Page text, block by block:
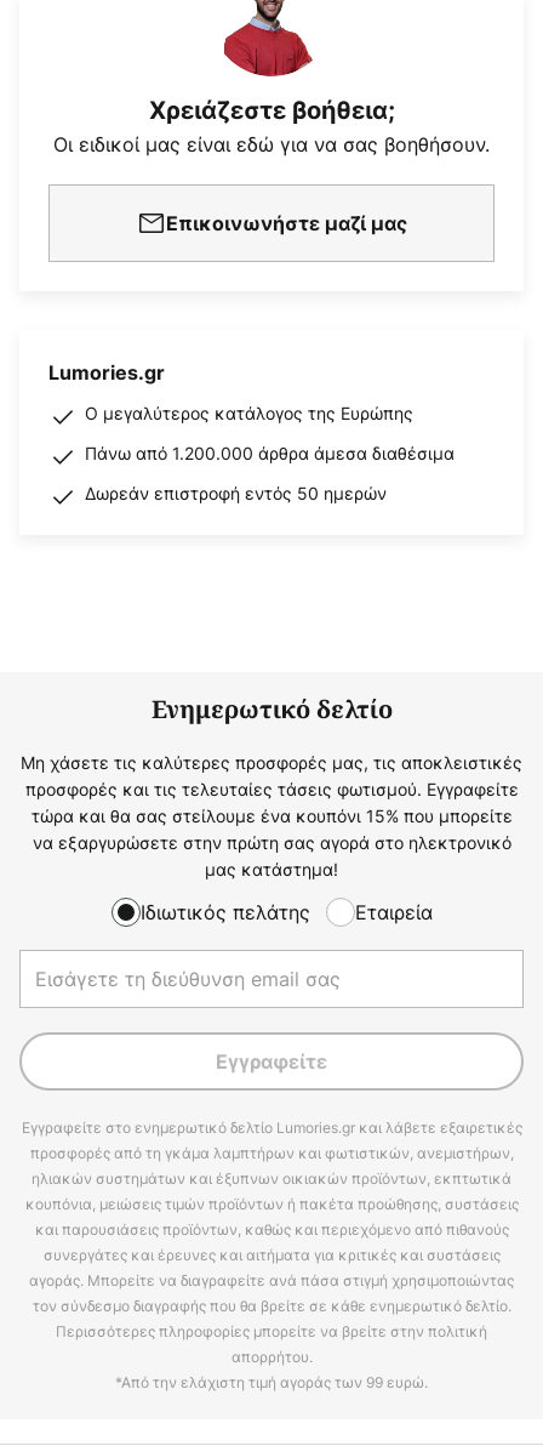
Χρειάζεστε βοήθεια;
Οι ειδικοί μας είναι εδώ για να σας βοηθήσουν.
Επικοινωνήστε μαζί μας
Lumories.gr
Ο μεγαλύτερος κατάλογος της Ευρώπης
Πάνω από 1.200.000 άρθρα άμεσα διαθέσιμα
Δωρεάν επιστροφή εντός 50 ημερών
Ενημερωτικό δελτίο
Μη χάσετε τις καλύτερες προσφορές μας, τις αποκλειστικές
προσφορές και τις τελευταίες τάσεις φωτισμού. Εγγραφείτε
τώρα και θα σας στείλουμε ένα κουπόνι 15% που μπορείτε
να εξαργυρώσετε στην πρώτη σας αγορά στο ηλεκτρονικό
μας κατάστημα!
Ιδιωτικός πελάτης Εταιρεία
Εγγραφείτε
Εγγραφείτε στο ενημερωτικό δελτίο Lumories.gr και λάβετε εξαιρετικές
προσφορές από τη γκάμα λαμπτήρων και φωτιστικών, ανεμιστήρων,
ηλιακών συστημάτων και έξυπνων οικιακών προϊόντων, εκπτωτικά
κουπόνια, μειώσεις τιμών προϊόντων ή πακέτα προώθησης, συστάσεις
και παρουσιάσεις προϊόντων, καθώς και περιεχόμενο από πιθανούς
συνεργάτες και έρευνες και αιτήματα για κριτικές και συστάσεις
αγοράς. Μπορείτε να διαγραφείτε ανά πάσα στιγμή χρησιμοποιώντας
τον σύνδεσμο διαγραφής που θα βρείτε σε κάθε ενημερωτικό δελτίο.
Περισσότερες πληροφορίες μπορείτε να βρείτε στην πολιτική
απορρήτου.
*Από την ελάχιστη τιμή αγοράς των 99 ευρώ.